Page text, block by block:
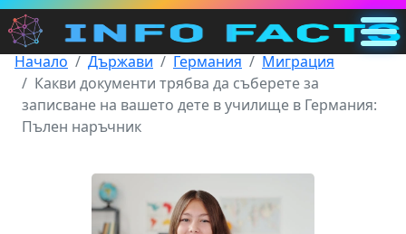
Главна
BG
Други
Начало Държави Германия
Миграция
Какви документи трябва да съберете за
записване на вашето дете в училище в Германия:
Пълен наръчник